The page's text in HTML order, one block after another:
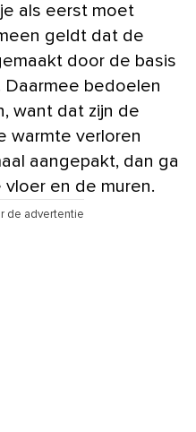
als eerst moet
geldt dat de
door de basis
bedoelen
want dat zijn de
warmte verloren
aangepakt, dan ga
en de muren.
de advertentie